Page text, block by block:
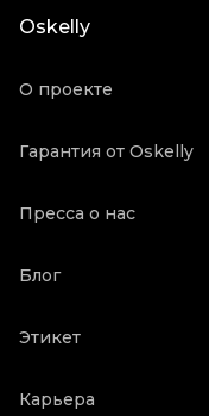
Oskelly
О проекте
Гарантия от Oskelly
Пресса о нас
Блог
Этикет
Карьера